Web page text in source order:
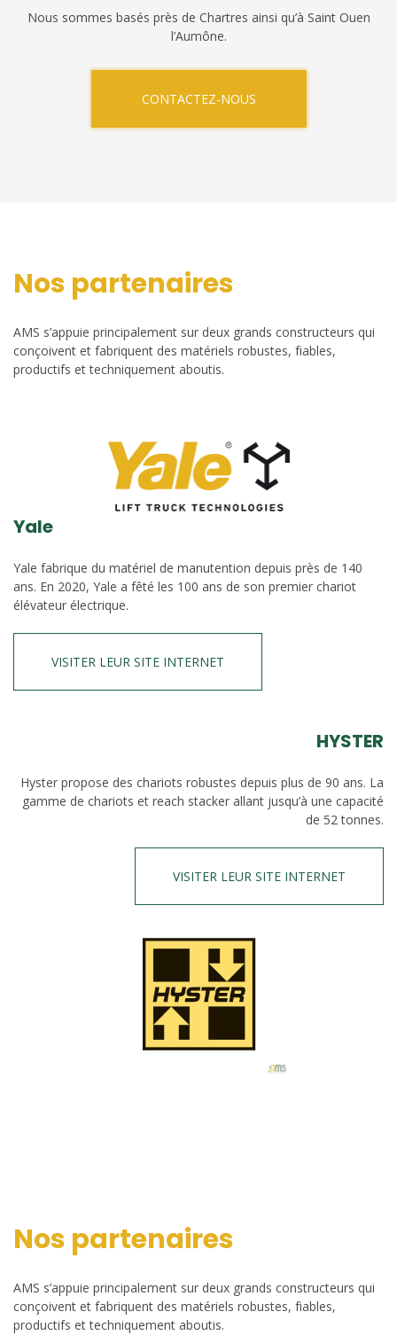
Nous sommes basés près de Chartres ainsi qu’à Saint Ouen
l’Aumône.
CONTACTEZ-NOUS
Nos partenaires
AMS s’appuie principalement sur deux grands constructeurs qui
conçoivent et fabriquent des matériels robustes, fiables,
productifs et techniquement aboutis.
Yale
Yale fabrique du matériel de manutention depuis près de 140
ans. En 2020, Yale a fêté les 100 ans de son premier chariot
élévateur électrique.
VISITER LEUR SITE INTERNET
HYSTER
Hyster propose des chariots robustes depuis plus de 90 ans. La
gamme de chariots et reach stacker allant jusqu’à une capacité
de 52 tonnes.
VISITER LEUR SITE INTERNET
Nos partenaires
AMS s’appuie principalement sur deux grands constructeurs qui
conçoivent et fabriquent des matériels robustes, fiables,
productifs et techniquement aboutis.